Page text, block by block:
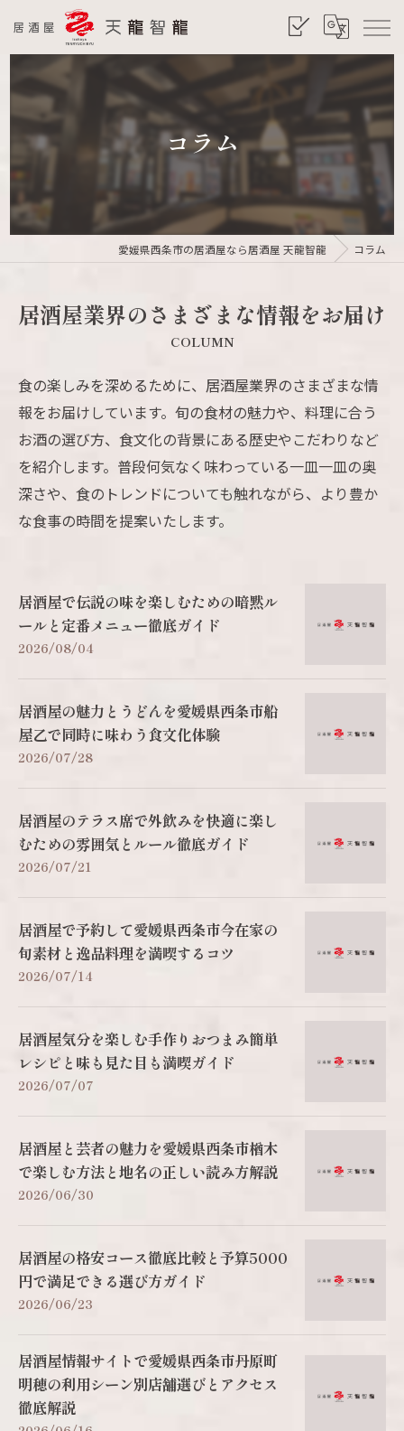
コラム
愛媛県西条市の居酒屋なら居酒屋 天龍智龍 コラム
居酒屋業界のさまざまな情報をお届け
COLUMN
食の楽しみを深めるために、居酒屋業界のさまざまな情
報をお届けしています。旬の食材の魅力や、料理に合う
お酒の選び方、食文化の背景にある歴史やこだわりなど
を紹介します。普段何気なく味わっている一皿一皿の奥
深さや、食のトレンドについても触れながら、より豊か
な食事の時間を提案いたします。
居酒屋で伝説の味を楽しむための暗黙ル
ールと定番メニュー徹底ガイド
2026/08/04
居酒屋の魅力とうどんを愛媛県西条市船
屋乙で同時に味わう食文化体験
2026/07/28
居酒屋のテラス席で外飲みを快適に楽し
むための雰囲気とルール徹底ガイド
2026/07/21
居酒屋で予約して愛媛県西条市今在家の
旬素材と逸品料理を満喫するコツ
2026/07/14
居酒屋気分を楽しむ手作りおつまみ簡単
レシピと味も見た目も満喫ガイド
2026/07/07
居酒屋と芸者の魅力を愛媛県西条市楢木
で楽しむ方法と地名の正しい読み方解説
2026/06/30
居酒屋の格安コース徹底比較と予算5000
円で満足できる選び方ガイド
2026/06/23
居酒屋情報サイトで愛媛県西条市丹原町
明穂の利用シーン別店舗選びとアクセス
徹底解説